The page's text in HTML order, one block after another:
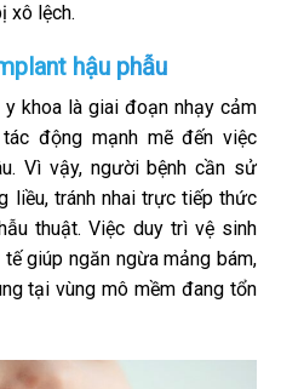
xô lệch.
hậu phẫu
khoa là giai đoạn nhạy cảm
động mạnh mẽ đến việc
Vì vậy, người bệnh cần sử
liều, tránh nhai trực tiếp thức
thuật. Việc duy trì vệ sinh
giúp ngăn ngừa mảng bám,
tại vùng mô mềm đang tổn